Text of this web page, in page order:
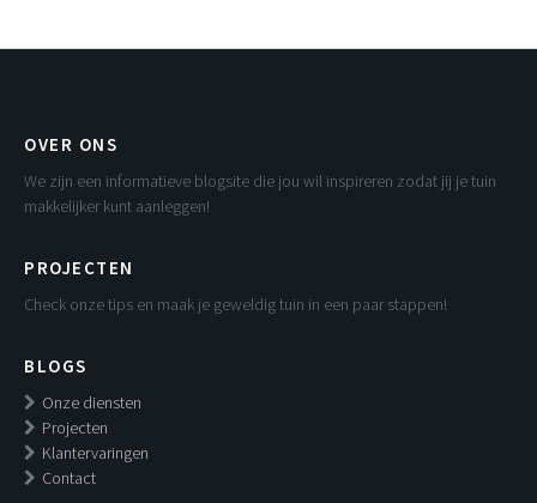
OVER ONS
We zijn een informatieve blogsite die jou wil inspireren zodat jij je tuin
makkelijker kunt aanleggen!
PROJECTEN
Check onze tips en maak je geweldig tuin in een paar stappen!
BLOGS
Onze diensten
Projecten
Klantervaringen
Contact